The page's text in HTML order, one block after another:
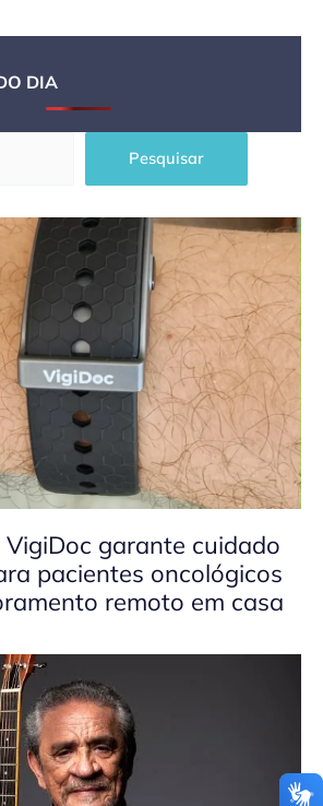
DIA
Pesquisar
garante cuidado
pacientes oncológicos
remoto em casa